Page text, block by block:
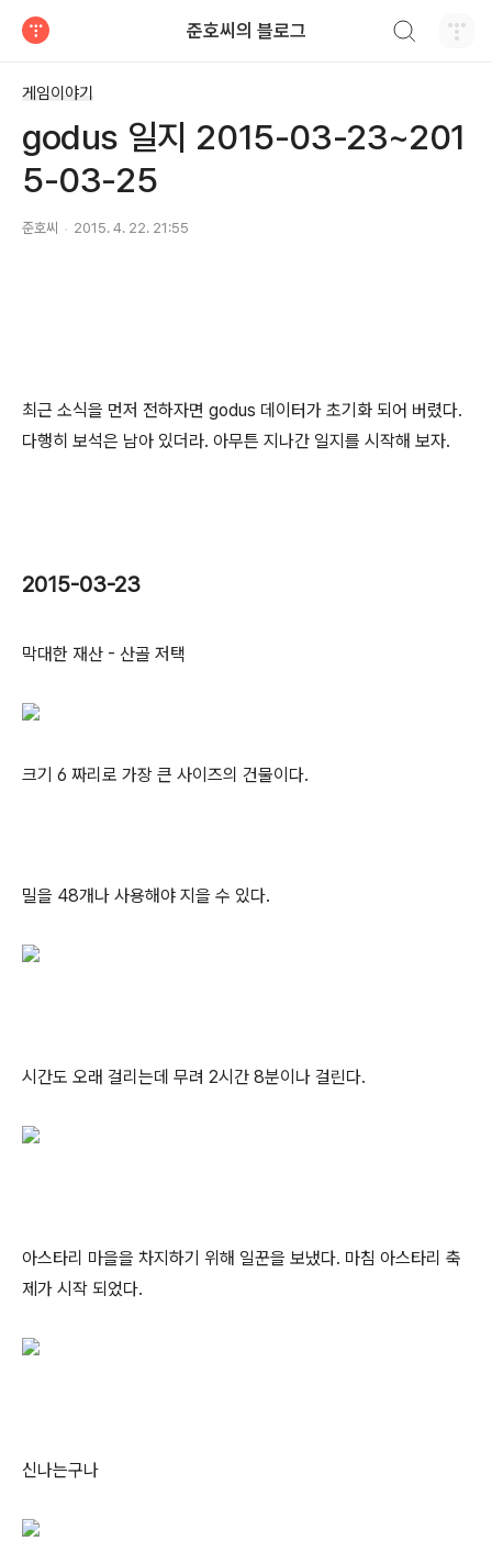
준호씨의 블로그
게임이야기
godus 일지 2015-03-23~201
5-03-25
준호씨 2015. 4. 22. 21:55
최근 소식을 먼저 전하자면 godus 데이터가 초기화 되어 버렸다.
다행히 보석은 남아 있더라. 아무튼 지나간 일지를 시작해 보자.
2015-03-23
막대한 재산 - 산골 저택
크기 6 짜리로 가장 큰 사이즈의 건물이다.
밀을 48개나 사용해야 지을 수 있다.
시간도 오래 걸리는데 무려 2시간 8분이나 걸린다.
아스타리 마을을 차지하기 위해 일꾼을 보냈다. 마침 아스타리 축
제가 시작 되었다.
신나는구나